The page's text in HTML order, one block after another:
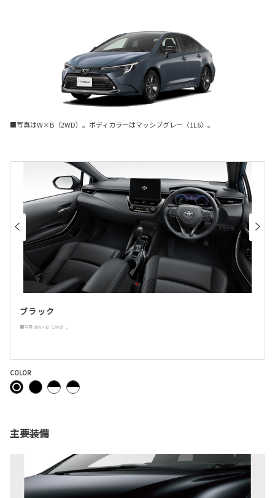
■写真はW×B（2WD）。ボディカラーはマッシブグレー〈1L6〉。
ブラック
■写真はW×B（2WD）。
COLOR
主要装備